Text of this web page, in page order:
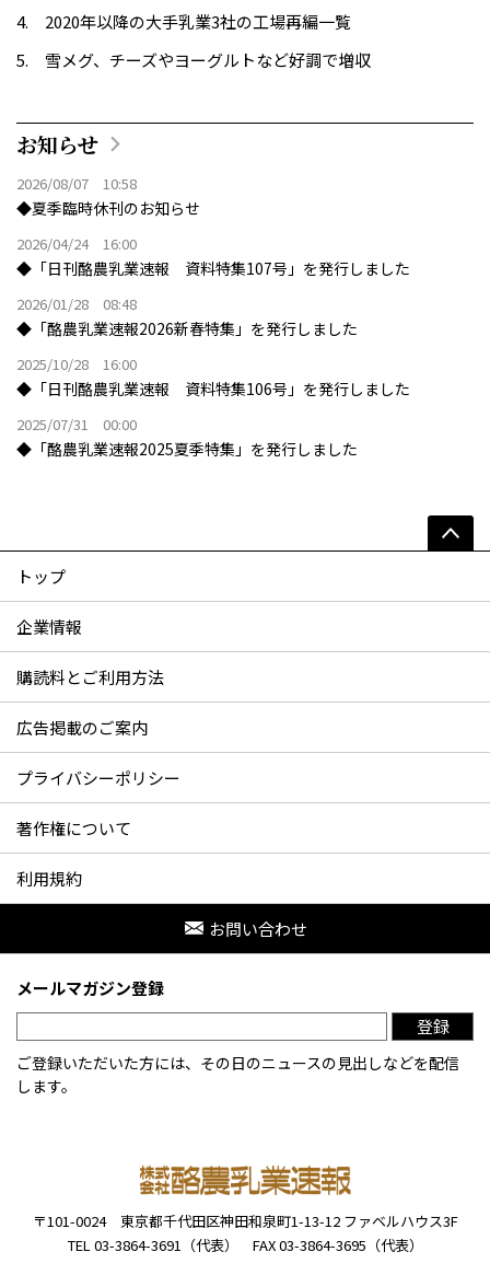
2020年以降の大手乳業3社の工場再編一覧
雪メグ、チーズやヨーグルトなど好調で増収
お知らせ
2026/08/07 10:58
◆夏季臨時休刊のお知らせ
2026/04/24 16:00
◆「日刊酪農乳業速報 資料特集107号」を発行しました
2026/01/28 08:48
◆「酪農乳業速報2026新春特集」を発行しました
2025/10/28 16:00
◆「日刊酪農乳業速報 資料特集106号」を発行しました
2025/07/31 00:00
◆「酪農乳業速報2025夏季特集」を発行しました
トップ
企業情報
購読料とご利用方法
広告掲載のご案内
プライバシーポリシー
著作権について
利用規約
お問い合わせ
〒101-0024 東京都千代田区神田和泉町1-13-12 ファベルハウス3F
TEL 03-3864-3691（代表）
FAX 03-3864-3695（代表）
メールマガジン登録
登録
ご登録いただいた方には、その日のニュースの見出しなどを配信
します。